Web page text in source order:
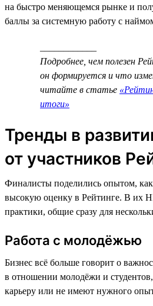
на быстро меняющемся рынке и
баллы за системную работу с
Подробнее, чем полезен
он формируется и что
читайте в статье
итоги»
Тренды в
от участников
Финалисты поделились опытом,
высокую оценку в Рейтинге. В их
практики, общие сразу для
Работа с молодёжью
Бизнес всё больше говорит о
в отношении молодёжи и
карьеру или не имеют нужного